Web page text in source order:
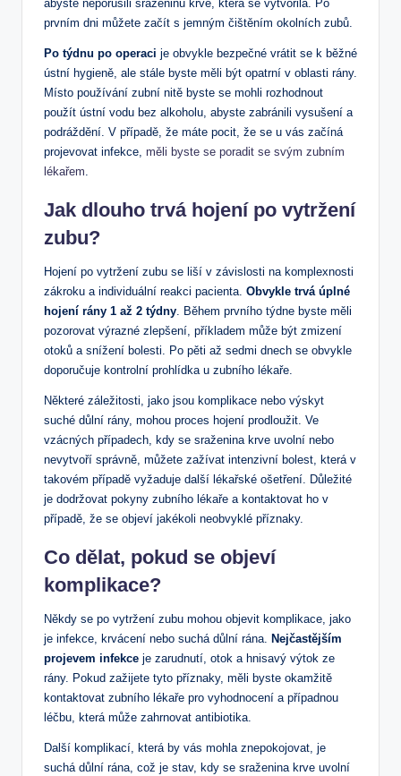
abyste neporušili sraženinu krve, která‌ se‍ vytvořila. Po
prvním dni můžete začít s jemným čištěním ⁣okolních zubů.
Po týdnu po operaci je ⁢obvykle bezpečné⁣ vrátit se k běžné​
ústní hygieně,⁣ ale stále byste ‍měli být opatrní‌ v‍ oblasti rány.
Místo používání⁢ zubní ‌nitě byste se mohli rozhodnout
použít ústní vodu bez alkoholu, abyste‌ zabránili vysušení a
podráždění. V případě, ⁤že‍ máte pocit, že se u vás začíná⁢
projevovat infekce,‍ měli byste se poradit se svým zubním
lékařem.
Jak dlouho trvá hojení po vytržení​
zubu?
Hojení⁣ po vytržení ⁤zubu se liší v závislosti ⁤na komplexnosti
zákroku a‍ individuální reakci pacienta. Obvykle trvá úplné
hojení rány​ 1 až 2 týdny. Během prvního ‌týdne byste měli
pozorovat výrazné zlepšení, příkladem může být zmizení
otoků a ⁣snížení bolesti. Po pěti až sedmi dnech ​se‍ obvykle
doporučuje kontrolní prohlídka⁢ u⁢ zubního lékaře.
Některé záležitosti, jako‌ jsou komplikace nebo výskyt
suché důlní rány, mohou proces hojení⁢ prodloužit. Ve
vzácných ‍případech, kdy‍ se sraženina krve⁤ uvolní nebo
nevytvoří správně, ⁢můžete zažívat intenzivní bolest, která v
takovém‍ případě ‍vyžaduje další lékařské ošetření. Důležité
je ⁣dodržovat pokyny zubního lékaře a kontaktovat ‍ho v
případě, ​že se objeví‍ jakékoli neobvyklé příznaky.
Co dělat, pokud se objeví
komplikace?
Někdy se ​po vytržení zubu mohou ‍objevit komplikace, ⁤jako
je infekce, krvácení ⁤nebo suchá důlní rána. Nejčastějším
projevem⁣ infekce je zarudnutí,⁤ otok a hnisavý výtok​ ze
rány. ​Pokud zažijete tyto příznaky, ‌měli ⁤byste ⁤okamžitě
kontaktovat ⁤zubního lékaře pro vyhodnocení a případnou
léčbu, která může ‌zahrnovat antibiotika.
Další komplikací, která ⁢by ⁤vás mohla znepokojovat, je
‍suchá důlní rána, což je stav, kdy​ se sraženina krve uvolní